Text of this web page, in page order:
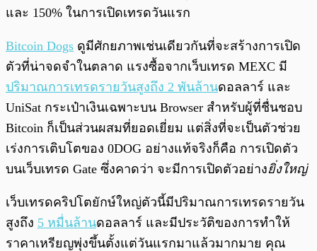
และ 150% ในการเปิดเทรดวันแรก
Bitcoin Dogs ดูมีศักยภาพเช่นเดียวกันที่จะสร้างการเปิด
ตัวที่น่าจดจำในตลาด แรงซื้อจากเว็บเทรด MEXC มี
ปริมาณการเทรดรายวันสูงถึง 2 พันล้านดอลลาร์ และ
UniSat กระเป๋าเงินเฉพาะบน Browser สำหรับผู้ที่ชื่นชอบ
Bitcoin ก็เป็นส่วนผสมที่ยอดเยี่ยม แต่สิ่งที่จะเป็นตัวช่วย
เร่งการเติบโตของ 0DOG อย่างแท้จริงก็คือ การเปิดตัว
บนเว็บเทรด Gate ซึ่งคาดว่า จะมีการเปิดตัวอย่างยิ่งใหญ่
เว็บเทรดคริปโตยักษ์ใหญ่ตัวนี้มีปริมาณการเทรดรายวัน
สูงถึง 5 หมื่นล้านดอลลาร์ และมีประวัติของการทำให้
ราคาเหรียญพุ่งขึ้นตั้งแต่วันแรกมาแล้วมากมาย คุณ